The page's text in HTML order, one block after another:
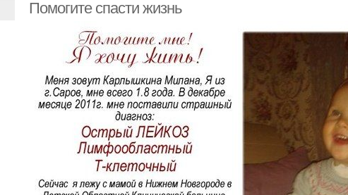
Помогите спасти жизнь